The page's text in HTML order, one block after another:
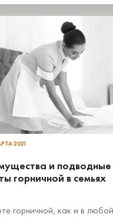
2021
и подводные
горничной в семьях
горничной, как и в